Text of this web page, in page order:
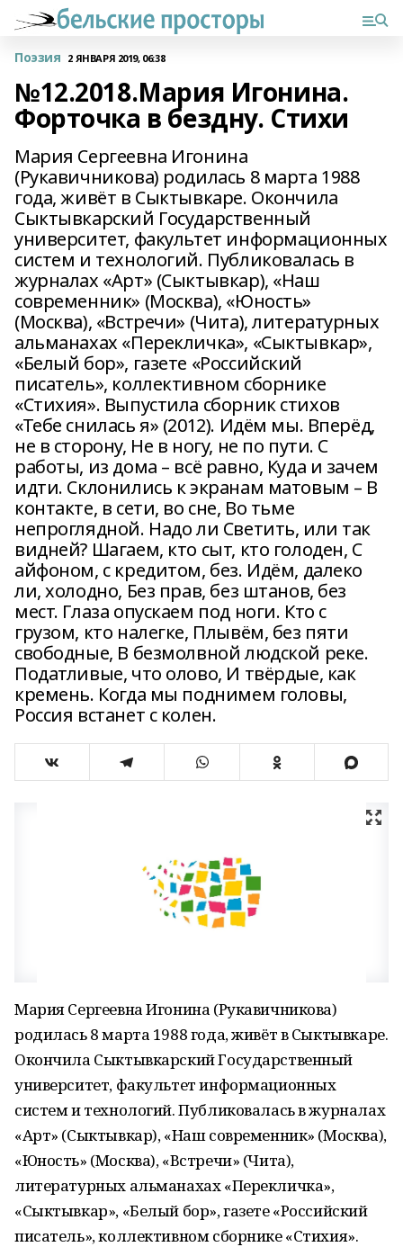
Поэзия 2 ЯНВАРЯ 2019, 06:38
№12.2018.Мария Игонина.
Форточка в бездну. Стихи
Мария Сергеевна Игонина
(Рукавичникова) родилась 8 марта 1988
года, живёт в Сыктывкаре. Окончила
Сыктывкарский Государственный
университет, факультет информационных
систем и технологий. Публиковалась в
журналах «Арт» (Сыктывкар), «Наш
современник» (Москва), «Юность»
(Москва), «Встречи» (Чита), литературных
альманахах «Перекличка», «Сыктывкар»,
«Белый бор», газете «Российский
писатель», коллективном сборнике
«Стихия». Выпустила сборник стихов
«Тебе снилась я» (2012). Идём мы. Вперёд,
не в сторону, Не в ногу, не по пути. С
работы, из дома – всё равно, Куда и зачем
идти. Склонились к экранам матовым – В
контакте, в сети, во сне, Во тьме
непроглядной. Надо ли Светить, или так
видней? Шагаем, кто сыт, кто голоден, С
айфоном, с кредитом, без. Идём, далеко
ли, холодно, Без прав, без штанов, без
мест. Глаза опускаем под ноги. Кто с
грузом, кто налегке, Плывём, без пяти
свободные, В безмолвной людской реке.
Податливые, что олово, И твёрдые, как
кремень. Когда мы поднимем головы,
Россия встанет с колен.
Мария Сергеевна Игонина (Рукавичникова)
родилась 8 марта 1988 года, живёт в Сыктывкаре.
Окончила Сыктывкарский Государственный
университет, факультет информационных
систем и технологий. Публиковалась в журналах
«Арт» (Сыктывкар), «Наш современник» (Москва),
«Юность» (Москва), «Встречи» (Чита),
литературных альманахах «Перекличка»,
«Сыктывкар», «Белый бор», газете «Российский
писатель», коллективном сборнике «Стихия».